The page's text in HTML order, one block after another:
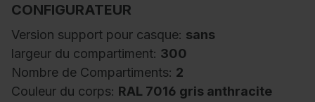
CONFIGURATEUR
Version support pour casque: sans
largeur du compartiment: 300
Nombre de Compartiments: 2
Couleur du corps: RAL 7016 gris anthracite